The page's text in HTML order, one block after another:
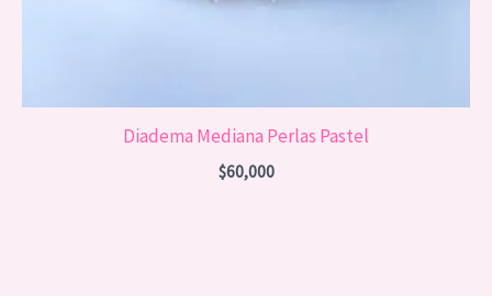
Diadema Mediana Perlas Pastel
$60,000